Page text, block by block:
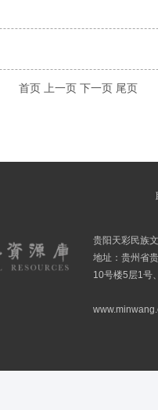
首页 上一页 下一页 尾页
贵阳天彩民族
地址：贵州省
10号楼5层1号